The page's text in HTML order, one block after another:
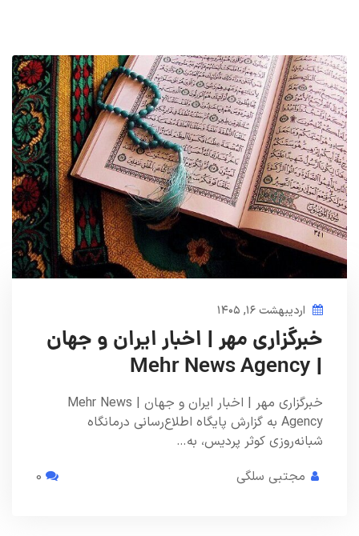
اردیبهشت ۱۶, ۱۴۰۵
خبرگزاری مهر | اخبار ایران و جهان
| Mehr News Agency
خبرگزاری مهر | اخبار ایران و جهان | Mehr News
Agency به گزارش پایگاه اطلاع‌رسانی درمانگاه
شبانه‌روزی کوثر پردیس، به…
مجتبی سلگی